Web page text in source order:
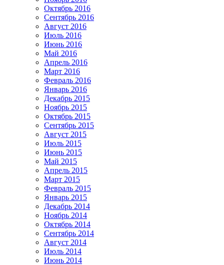
Октябрь 2016
Сентябрь 2016
Август 2016
Июль 2016
Июнь 2016
Май 2016
Апрель 2016
Март 2016
Февраль 2016
Январь 2016
Декабрь 2015
Ноябрь 2015
Октябрь 2015
Сентябрь 2015
Август 2015
Июль 2015
Июнь 2015
Май 2015
Апрель 2015
Март 2015
Февраль 2015
Январь 2015
Декабрь 2014
Ноябрь 2014
Октябрь 2014
Сентябрь 2014
Август 2014
Июль 2014
Июнь 2014